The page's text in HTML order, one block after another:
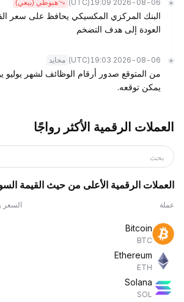
2026-08-06 19:09
(UTC) هبوطي (بيعي)
العودة إلى هدف التضخم
2026-08-06 19:03
(UTC) محايد
من المتوقع صدور أرقام الوظائف لشهر يوليو
يمكن توقعه.
العملات الرقمية الأكثر رواجًا
بحث
العملات الرقمية الأعلى من حيث القيمة
عملة السعر
Bitcoin
BTC
Ethereum
ETH
Solana
SOL